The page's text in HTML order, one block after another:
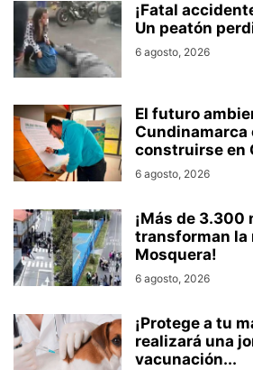
¡Fatal
Un peatón
6 agosto, 2026
El futuro
Cundinamarca
construirse en
6 agosto, 2026
¡Más de 3.300
transforman la
Mosquera!
6 agosto, 2026
¡Protege a tu
realizará una
vacunación...